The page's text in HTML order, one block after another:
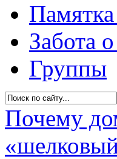
Забота
Группы
Почему